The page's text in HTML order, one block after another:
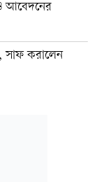
আবেদনের
সাফ করালেন